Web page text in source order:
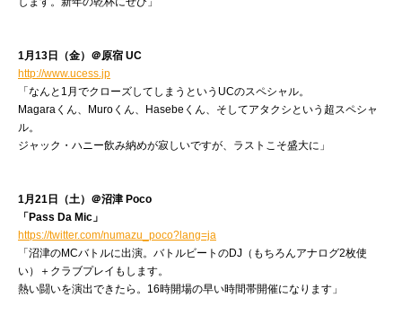
1月13日（金）＠原宿 UC
http://www.ucess.jp
「なんと1月でクローズしてしまうというUCのスペシャル。
Magaraくん、Muroくん、Hasebeくん、そしてアタクシという超スペシャ
ル。
ジャック・ハニー飲み納めが寂しいですが、ラストこそ盛大に」
1月21日（土）＠沼津 Poco
「Pass Da Mic」
https://twitter.com/numazu_poco?lang=ja
「沼津のMCバトルに出演。バトルビートのDJ（もちろんアナログ2枚使
い）＋クラブプレイもします。
熱い闘いを演出できたら。16時開場の早い時間帯開催になります」